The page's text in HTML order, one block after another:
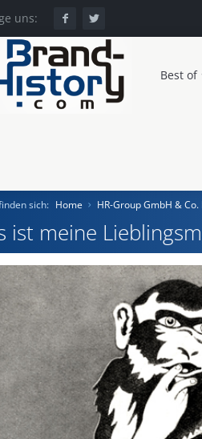
uns:
Best of
und Heute
sich: Home HR-Group GmbH & Co.
ist meine